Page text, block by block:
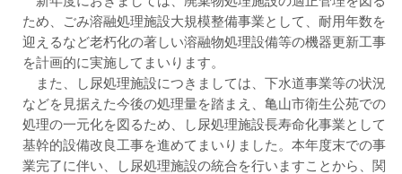
ため、ごみ溶融処理施設大規模整備事業として、耐用年数を
迎えるなど老朽化の著しい溶融物処理設備等の機器更新工事
を計画的に実施してまいります。
また、し尿処理施設につきましては、下水道事業等の状況
などを見据えた今後の処理量を踏まえ、亀山市衛生公苑での
処理の一元化を図るため、し尿処理施設長寿命化事業として
基幹的設備改良工事を進めてまいりました。本年度末での事
業完了に伴い、し尿処理施設の統合を行いますことから、関